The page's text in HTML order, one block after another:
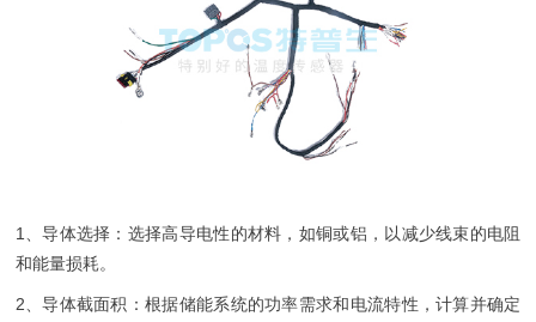
1、导体选择：选择高导电性的材料，如铜或铝，以减少线束的电阻
和能量损耗。
2、导体截面积：根据储能系统的功率需求和电流特性，计算并确定